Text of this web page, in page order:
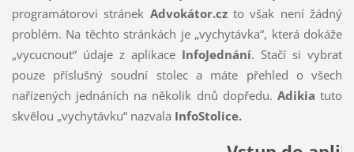
programátorovi stránek Advokátor.czto však není žádný
problém. Na těchto stránkách je „vychytávka“, která dokáže
„vycucnout“ údaje z aplikace InfoJednání. Stačí si vybrat
pouze příslušný soudní stolec a máte přehled o všech
nařízených jednáních na několik dnů dopředu. Adikia tuto
skvělou „vychytávku“ nazvala InfoStolice.